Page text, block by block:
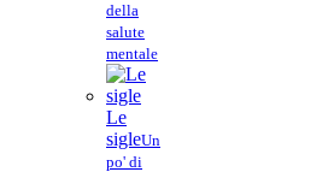
della
salute
mentale
Le
sigleUn
po' di